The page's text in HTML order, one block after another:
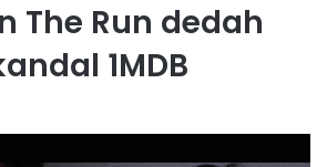
The Run dedah
1MDB